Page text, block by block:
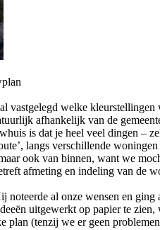
vastgelegd welke
afhankelijk van de
is dat je heel veel dingen –
langs verschillende
ook van binnen, want we
afmeting en indeling van de
al onze wensen en ging
uitgewerkt op papier te
plan (tenzij we er geen